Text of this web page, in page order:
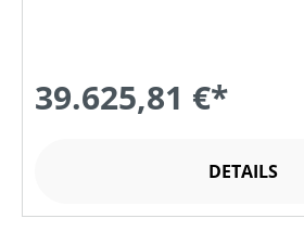
39.625,81 €*
DETAILS